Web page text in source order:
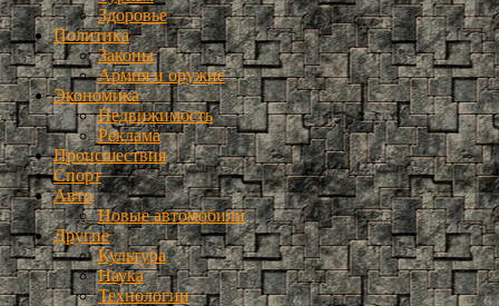
Здоровье
Политика
Законы
Армия и оружие
Экономика
Недвижимость
Реклама
Происшествия
Спорт
Авто
Новые автомобили
Другие
Культура
Наука
Технологии